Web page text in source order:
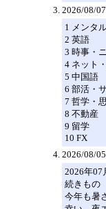
2026/08/
1 メンタ
2 英語
3 時事・
4 ネット
5 中国語
6 部活・
7 哲学・
8 不動産
9 留学
10 FX
2026/08/
2026年07
続きもの
今年も暑